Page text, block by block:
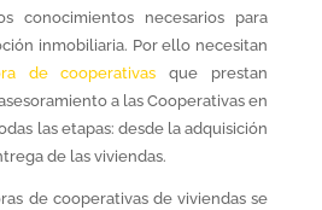
conocimientos necesarios para
inmobiliaria. Por ello necesitan
de cooperativas que prestan
a las Cooperativas en
las etapas: desde la adquisición
de las viviendas.
de cooperativas de viviendas se